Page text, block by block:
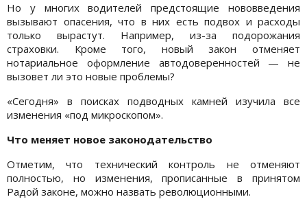
Но у многих водителей предстоящие нововведения
вызывают опасения, что в них есть подвох и расходы
только вырастут. Например, из-за подорожания
страховки. Кроме того, новый закон отменяет
нотариальное оформление автодоверенностей — не
вызовет ли это новые проблемы?
«Сегодня» в поисках подводных камней изучила все
изменения «под микроскопом».
Что меняет новое законодательство
Отметим, что технический контроль не отменяют
полностью, но изменения, прописанные в принятом
Радой законе, можно назвать революционными.